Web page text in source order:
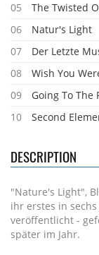
05
The Twisted
06
Natur's Light
07
Der Letzte
08
Wish You
09
Going To The
10
Second
DESCRIPTION
"Nature's Light",
ihr erstes in sechs
veröffentlicht -
später im Jahr.